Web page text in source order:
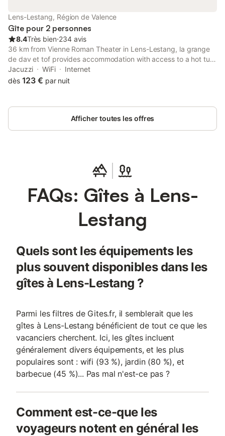
Lens-Lestang, Région de Valence
Gîte pour 2 personnes
8.4Très bien⋅234 avis
36 km from Vienne Roman Theater in Lens-Lestang, la grange
de dav et tof provides accommodation with access to a hot tub
and spa facilities. The property features garden views and is 36
km from Vienne Train Station and 36 km from Gallo-Roman
Jacuzzi WiFi
Internet
dès 123 € par nuit
Afficher toutes les offres
FAQs: Gîtes à Lens-
Lestang
Quels sont les équipements les
plus souvent disponibles dans les
gîtes à Lens-Lestang ?
Parmi les filtres de Gites.fr, il semblerait que les
gîtes à Lens-Lestang bénéficient de tout ce que les
vacanciers cherchent. Ici, les gîtes incluent
généralement divers équipements, et les plus
populaires sont : wifi (93 %), jardin (80 %), et
barbecue (45 %)... Pas mal n'est-ce pas ?
Comment est-ce-que les
voyageurs notent en général les